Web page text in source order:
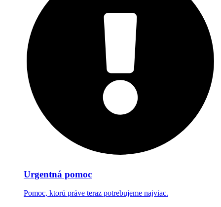
Urgentná pomoc
Pomoc, ktorú práve teraz potrebujeme najviac.